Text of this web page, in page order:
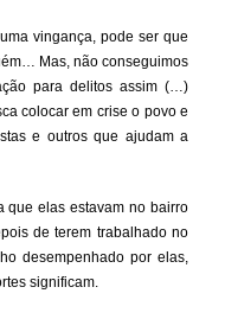
vingança, pode ser que
Mas, não conseguimos
para delitos assim (…)
colocar em crise o povo e
e outros que ajudam a
que elas estavam no bairro
de terem trabalhado no
desempenhado por elas,
significam.